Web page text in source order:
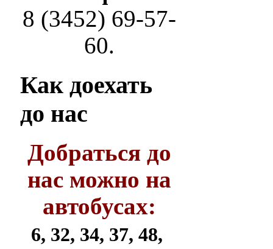
8 (3452) 69-57-
60.
Как доехать
до нас
Добраться до
нас можно на
автобусах:
6, 32, 34, 37, 48,